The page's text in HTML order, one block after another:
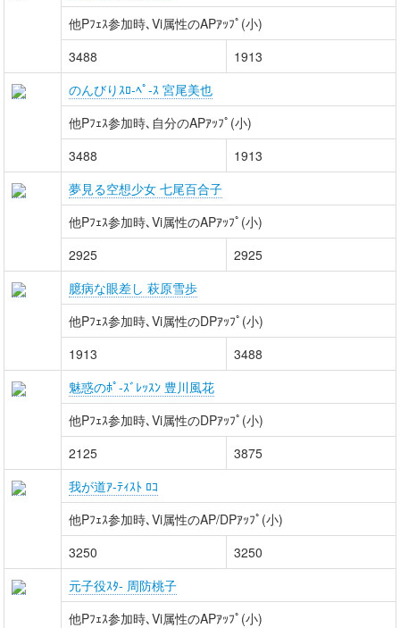
他Pﾌｪｽ参加時､Vi属性のAPｱｯﾌﾟ(小)
3488
1913
のんびりｽﾛ-ﾍﾟ-ｽ 宮尾美也
他Pﾌｪｽ参加時､自分のAPｱｯﾌﾟ(小)
3488
1913
夢見る空想少女 七尾百合子
他Pﾌｪｽ参加時､Vi属性のAPｱｯﾌﾟ(小)
2925
2925
臆病な眼差し 萩原雪歩
他Pﾌｪｽ参加時､Vi属性のDPｱｯﾌﾟ(小)
1913
3488
魅惑のﾎﾟ-ｽﾞﾚｯｽﾝ 豊川風花
他Pﾌｪｽ参加時､Vi属性のDPｱｯﾌﾟ(小)
2125
3875
我が道ｱ-ﾃｨｽﾄ ﾛｺ
他Pﾌｪｽ参加時､Vi属性のAP/DPｱｯﾌﾟ(小)
3250
3250
元子役ｽﾀ- 周防桃子
他Pﾌｪｽ参加時､Vi属性のAPｱｯﾌﾟ(小)